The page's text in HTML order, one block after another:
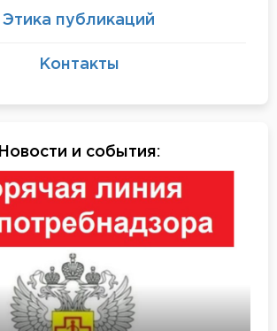
Этика публикаций
Контакты
Новости и события: